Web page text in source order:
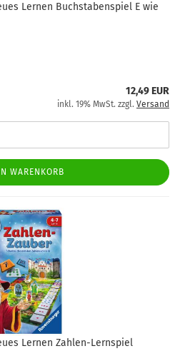
Lernen Buchstabenspiel E wie
12,49 EUR
inkl. 19% MwSt. zzgl. Versand
WARENKORB
Lernen Zahlen-Lernspiel